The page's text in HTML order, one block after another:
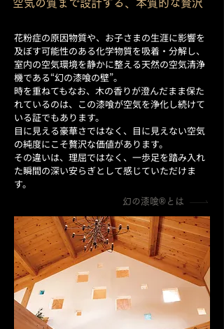
空気の質まで設計する、本質的な贅沢
花粉症の原因物質や、お子さまの生涯に影響を
及ぼす可能性のある化学物質を吸着・分解し、
室内の空気環境を静かに整える天然の空気清浄
機である“幻の漆喰の壁”。
時を重ねてもなお、木の香りが澄んだまま保た
れているのは、この漆喰が空気を浄化し続けて
いる証でもあります。
目に見える豪華さではなく、目に見えない空気
の純度にこそ贅沢な価値があります。
その違いは、理屈ではなく、一歩足を踏み入れ
た瞬間の深い安らぎとして感じていただけま
す。
幻の漆喰®️とは